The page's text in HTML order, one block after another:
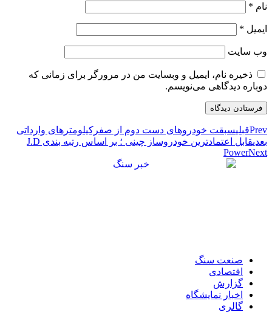
نام *
ایمیل *
وب‌ سایت
ذخیره نام، ایمیل و وبسایت من در مرورگر برای زمانی که
دوباره دیدگاهی می‌نویسم.
Prevقبلیسبقت خودروهای دست دوم از صفرکیلومترهای وارداتی
بعدی
قابل اعتمادترین خودروساز چینی ؛ بر اساس رتبه بندی J.D
PowerNext
صنعت سنگ
اقتصادی
گزارش
اخبار نمایشگاه
گالری